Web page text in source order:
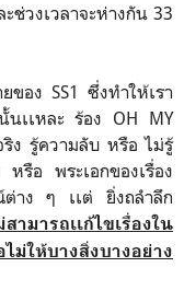
ะช่วงเวลาจะห่างกัน 33
อง SS1 ซึ่งทำให้เรา
เเหละ ร้อง OH MY
ง รู้ความลับ หรือ ไม่รู้
หรือ พระเอกของเรื่อง
ต่าง ๆ เเต่ ยิ่งถลำลึก
สามารถเเก้ไขเรื่องใน
ม่ให้บางสิ่งบางอย่าง